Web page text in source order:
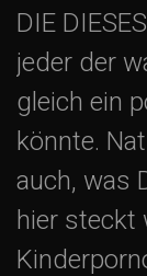
DIE
jeder der
gleich ein
könnte.
auch, was
hier steckt